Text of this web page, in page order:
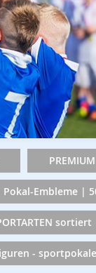
Pokal-Embleme |
sortiert
-